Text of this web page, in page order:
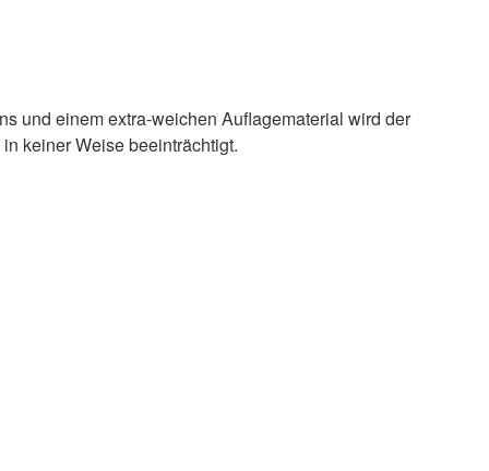
und einem extra-weichen Auflagematerial wird der
keiner Weise beeinträchtigt.